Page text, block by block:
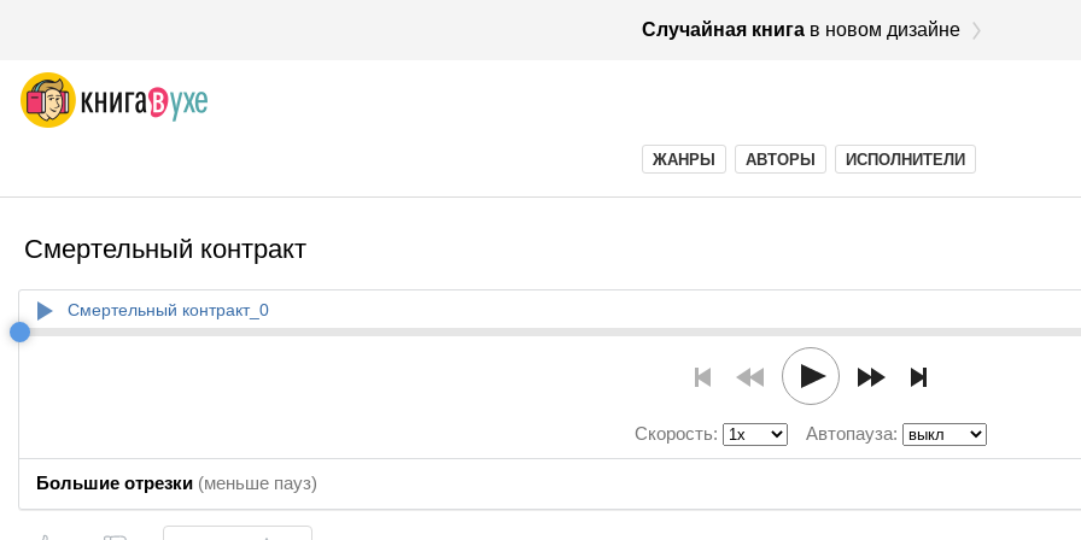
Случайная книгав новом дизайне
ЖАНРЫ АВТОРЫ ИСПОЛНИТЕЛИ
Смертельный контракт
Смертельный контракт_0
Скорость: Автопауза:
Большие отрезки (меньше пауз)